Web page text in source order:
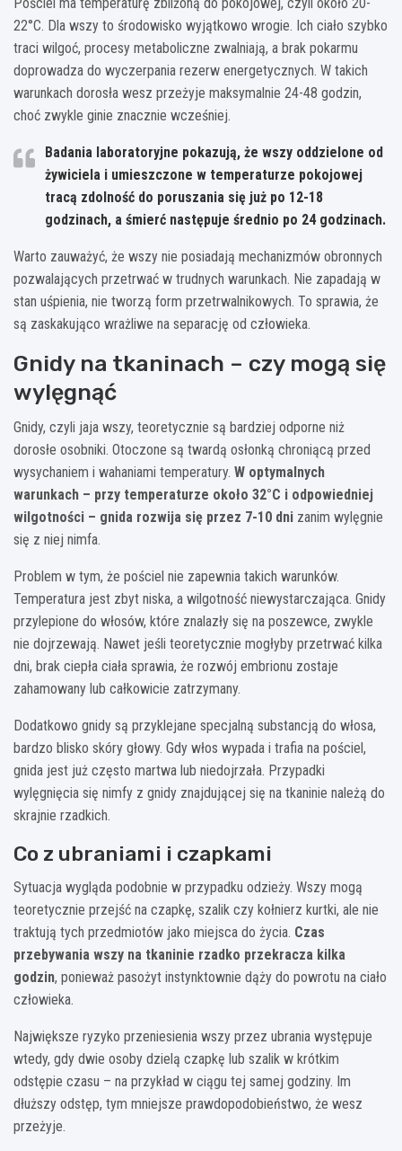
22°C. Dla wszy to środowisko wyjątkowo wrogie. Ich ciało szybko
traci wilgoć, procesy metaboliczne zwalniają, a brak pokarmu
doprowadza do wyczerpania rezerw energetycznych. W takich
warunkach dorosła wesz przeżyje maksymalnie 24-48 godzin,
choć zwykle ginie znacznie wcześniej.
Badania laboratoryjne pokazują, że wszy oddzielone od
żywiciela i umieszczone w temperaturze pokojowej
tracą zdolność do poruszania się już po 12-18
godzinach, a śmierć następuje średnio po 24 godzinach.
Warto zauważyć, że wszy nie posiadają mechanizmów obronnych
pozwalających przetrwać w trudnych warunkach. Nie zapadają w
stan uśpienia, nie tworzą form przetrwalnikowych. To sprawia, że
są zaskakująco wrażliwe na separację od człowieka.
Gnidy na tkaninach – czy mogą się
wylęgnąć
Gnidy, czyli jaja wszy, teoretycznie są bardziej odporne niż
dorosłe osobniki. Otoczone są twardą osłonką chroniącą przed
wysychaniem i wahaniami temperatury. W optymalnych
warunkach – przy temperaturze około 32°C i odpowiedniej
wilgotności – gnida rozwija się przez 7-10 dni zanim wylęgnie
się z niej nimfa.
Problem w tym, że pościel nie zapewnia takich warunków.
Temperatura jest zbyt niska, a wilgotność niewystarczająca. Gnidy
przylepione do włosów, które znalazły się na poszewce, zwykle
nie dojrzewają. Nawet jeśli teoretycznie mogłyby przetrwać kilka
dni, brak ciepła ciała sprawia, że rozwój embrionu zostaje
zahamowany lub całkowicie zatrzymany.
Dodatkowo gnidy są przyklejane specjalną substancją do włosa,
bardzo blisko skóry głowy. Gdy włos wypada i trafia na pościel,
gnida jest już często martwa lub niedojrzała. Przypadki
wylęgnięcia się nimfy z gnidy znajdującej się na tkaninie należą do
skrajnie rzadkich.
Co z ubraniami i czapkami
Sytuacja wygląda podobnie w przypadku odzieży. Wszy mogą
teoretycznie przejść na czapkę, szalik czy kołnierz kurtki, ale nie
traktują tych przedmiotów jako miejsca do życia. Czas
przebywania wszy na tkaninie rzadko przekracza kilka
godzin, ponieważ pasożyt instynktownie dąży do powrotu na ciało
człowieka.
Największe ryzyko przeniesienia wszy przez ubrania występuje
wtedy, gdy dwie osoby dzielą czapkę lub szalik w krótkim
odstępie czasu – na przykład w ciągu tej samej godziny. Im
dłuższy odstęp, tym mniejsze prawdopodobieństwo, że wesz
przeżyje.